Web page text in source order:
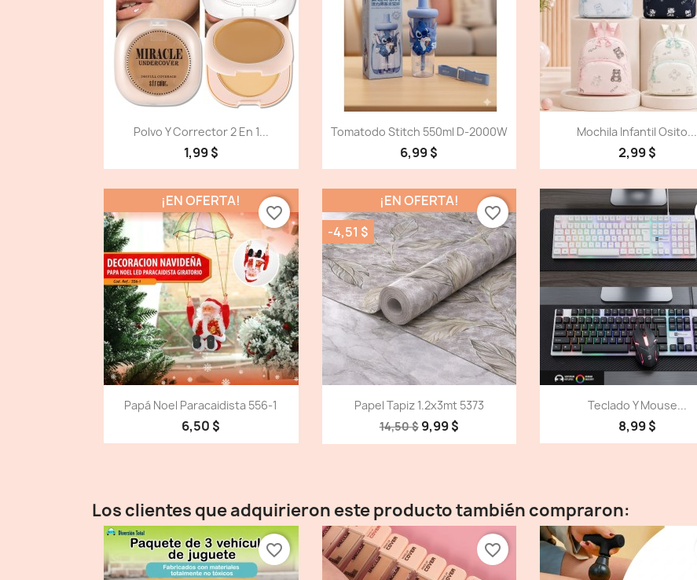
Vista detallada
Polvo Y Corrector 2 En 1...
1,99 $
Vista detallada
Tomatodo Stitch 550ml D-2000W
6,99 $
Vista detallada
Mochila Infantil Osito...
2,99 $
Vista detallada
Papá Noel Paracaidista 556-1
6,50 $
¡EN OFERTA!
favorite_border
Vista detallada
Papel Tapiz 1.2x3mt 5373
14,50 $ 9,99 $
¡EN OFERTA!
-4,51 $
favorite_border
Vista detallada
Teclado Y Mouse...
8,99 $
Los clientes que adquirieron este producto también compraron:
favorite_border favorite_border